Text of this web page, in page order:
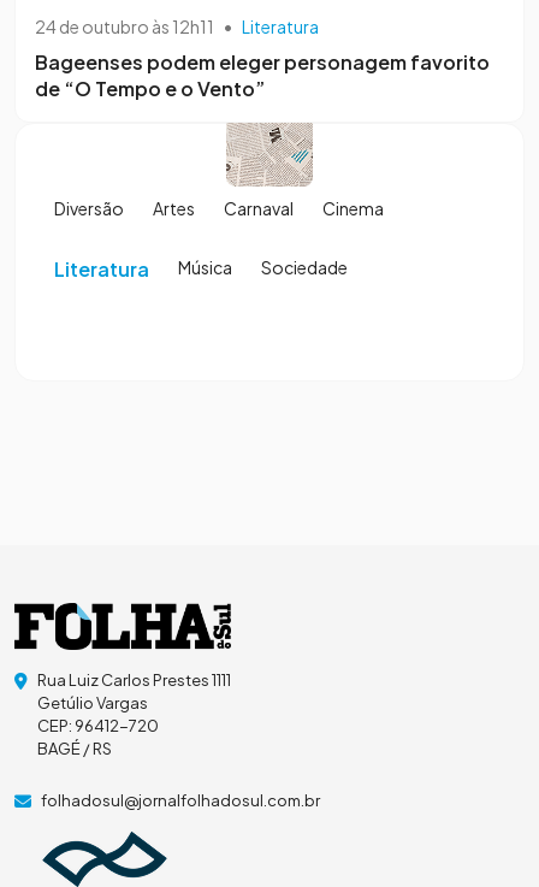
24 de outubro às 12h11 • Literatura
Bageenses podem eleger personagem favorito
de “O Tempo e o Vento”
Diversão Artes Carnaval Cinema
Literatura Música Sociedade
Rua Luiz Carlos Prestes 1111
Getúlio Vargas
CEP: 96412-720
BAGÉ / RS
folhadosul@jornalfolhadosul.com.br